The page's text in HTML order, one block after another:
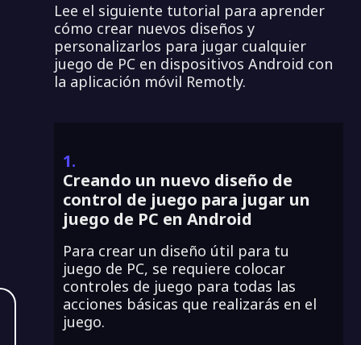
Lee el siguiente tutorial para aprender
cómo crear nuevos diseños y
personalizarlos para jugar cualquier
juego de PC en dispositivos Android con
la aplicación móvil Remotly.
1.
Creando un nuevo diseño de
control de juego para jugar un
juego de PC en Android
Para crear un diseño útil para tu
juego de PC, se requiere colocar
controles de juego para todas las
acciones básicas que realizarás en el
juego.